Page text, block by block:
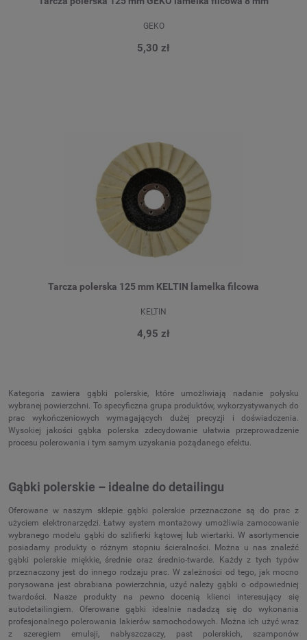
GEKO
5,30 zł
Tarcza polerska 125 mm KELTIN lamelka filcowa
KELTIN
4,95 zł
Kategoria zawiera gąbki polerskie, które umożliwiają nadanie połysku
wybranej powierzchni. To specyficzna grupa produktów, wykorzystywanych do
prac wykończeniowych wymagających dużej precyzji i doświadczenia.
Wysokiej jakości gąbka polerska zdecydowanie ułatwia przeprowadzenie
procesu polerowania i tym samym uzyskania pożądanego efektu.
Gąbki polerskie – idealne do detailingu
Oferowane w naszym sklepie gąbki polerskie przeznaczone są do prac z
użyciem elektronarzędzi. Łatwy system montażowy umożliwia zamocowanie
wybranego modelu gąbki do szlifierki kątowej lub wiertarki. W asortymencie
posiadamy produkty o różnym stopniu ścieralności. Można u nas znaleźć
gąbki polerskie miękkie, średnie oraz średnio-twarde. Każdy z tych typów
przeznaczony jest do innego rodzaju prac. W zależności od tego, jak mocno
porysowana jest obrabiana powierzchnia, użyć należy gąbki o odpowiedniej
twardości. Nasze produkty na pewno docenią klienci interesujący się
autodetailingiem. Oferowane gąbki idealnie nadadzą się do wykonania
profesjonalnego polerowania lakierów samochodowych. Można ich użyć wraz
z szeregiem emulsji, nabłyszczaczy, past polerskich, szamponów